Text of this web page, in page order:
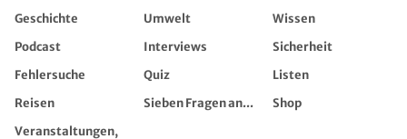
Geschichte Umwelt
Wissen
Podcast
Interviews
Sicherheit
Fehlersuche
Quiz
Listen
Reisen
Sieben Fragen an...
Shop
Veranstaltungen,